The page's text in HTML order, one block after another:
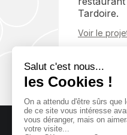
Tardoire.
Voir le